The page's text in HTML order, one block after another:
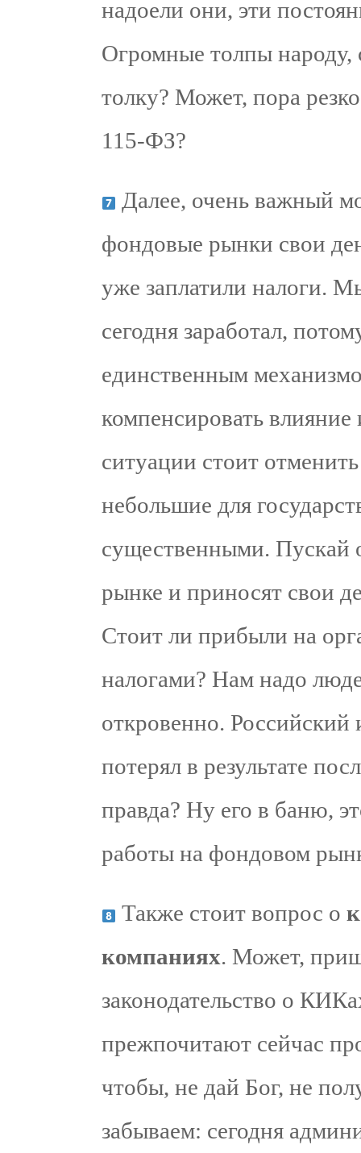
надоели они, эти
Огромные толпы народу,
толку? Может, пора
115-ФЗ?
Далее, очень важный
фондовые рынки свои
уже заплатили налоги.
сегодня заработал,
единственным
компенсировать
ситуации стоит
небольшие для
существенными. Пускай
рынке и приносят свои
Стоит ли прибыли на
налогами? Нам надо
откровенно. Российский
потерял в результате
правда? Ну его в баню,
работы на фондовом
Также стоит вопрос о
компаниях. Может,
законодательство о
прежпочитают сейчас
чтобы, не дай Бог, не
забываем: сегодня